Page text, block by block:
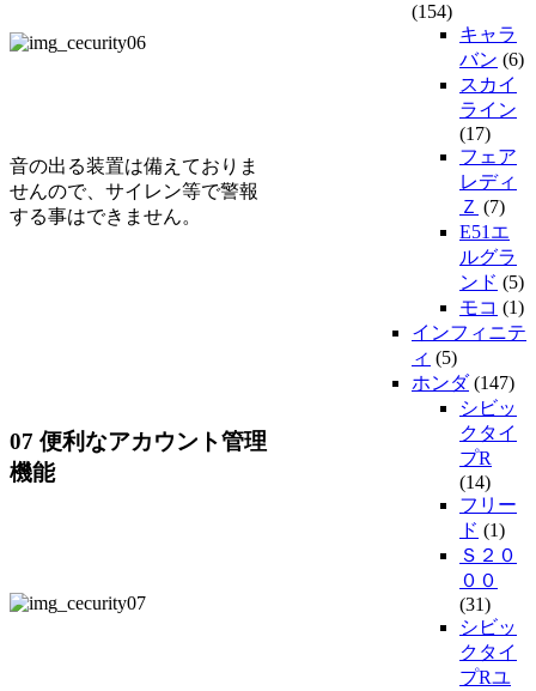
音の出る装置は備えておりま
せんので、サイレン等で警報
する事はできません。
07 便利なアカウント管理
機能
(154)
キャラ
バン (6)
スカイ
ライン
(17)
フェア
レディ
Ｚ (7)
E51エ
ルグラ
ンド (5)
モコ (1)
インフィニテ
ィ (5)
ホンダ(147)
シビッ
クタイ
プR
(14)
フリー
ド (1)
Ｓ２０
００
(31)
シビッ
クタイ
プRユ